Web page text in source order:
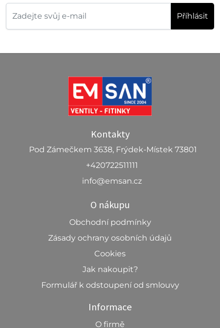
Příhlásit
Kontakty
Pod Zámečkem 3638, Frýdek-Místek 73801
+420722511111
info@emsan.cz
O nákupu
Obchodní podmínky
Zásady ochrany osobních údajů
Cookies
Jak nakoupit?
Formulář k odstoupení od smlouvy
Informace
O firmě